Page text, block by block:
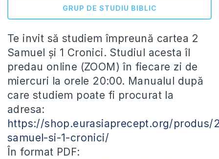
GRUP DE STUDIU BIBLIC
Te invit să studiem împreună cartea 2
Samuel și 1 Cronici. Studiul acesta îl
predau online (ZOOM) în fiecare zi de
miercuri la orele 20:00. Manualul după
care studiem poate fi procurat la
adresa:
https://shop.eurasiaprecept.org/produs/
samuel-si-1-cronici/
În format PDF: